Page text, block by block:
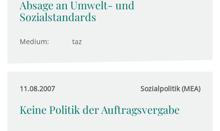
Absage an Umwelt- und
Sozialstandards
Medium: taz
11.08.2007 Sozialpolitik (MEA)
Keine Politik der Auftragsvergabe